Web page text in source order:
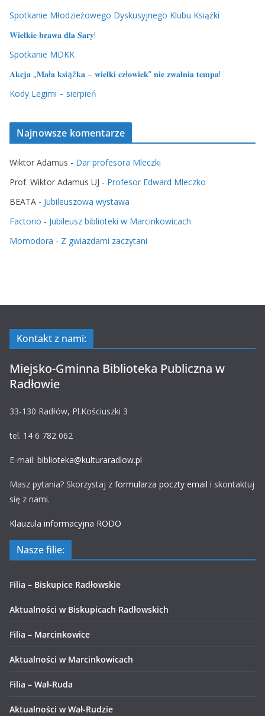
Spotkanie Młodzieżowego Dyskusyjnego Klubu Książki
𝐖𝐢𝐞𝐥𝐤𝐢𝐞 𝐛𝐫𝐚𝐰𝐚 𝐝𝐥𝐚 𝐒𝐚𝐫𝐲!
Spotkanie MDKK
𝐀𝐤𝐜𝐣𝐚 „𝐌𝐚ł𝐚 𝐤𝐬𝐢ąż𝐤𝐚 – 𝐰𝐢𝐞𝐥𝐤𝐢 𝐜𝐳ł𝐨𝐰𝐢𝐞𝐤” 𝐧𝐢𝐞 𝐳𝐰𝐚𝐥𝐧𝐢𝐚 𝐭𝐞𝐦𝐩𝐚!
Kody Legimi – sierpień
Najnowsze komentarze
Wiktor Adamus - Dar profesora Mleczki
Prof. Wiktor Adamus UJ - Profesor Edward Mleczko
BEATA - Jubileuszowa wystawa
Factorio - Jubileusz biblioteki w Marcinkowicach
Momodora - Z gwiazdami zaczytani
Kontakt z nami:
Miejsko-Gminna Biblioteka Publiczna w
Radłowie
33-130 Radłów, Pl.Kościuszki 3
tel. 14 6 782 062
E-mail: biblioteka@kulturaradlow.pl
Masz pytania? Skorzystaj z formularza poczty email i skontaktuj
się z nami.
Klauzula informacyjna RODO
Nasze filie:
Filia – Biskupice Radłowskie
Aktualności w Biskupicach Radłowskich
Filia – Marcinkowice
Aktualności w Marcinkowicach
Filia – Wał-Ruda
Aktualności w Wał-Rudzie